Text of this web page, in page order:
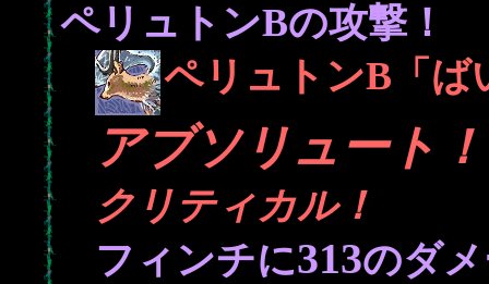
ペリュトンBの攻撃！
ペリュトンB「ば
アブソリュート
クリティカル！
フィンチに313のダ